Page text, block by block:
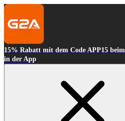
15% Rabatt mit dem Code APP15
in der App